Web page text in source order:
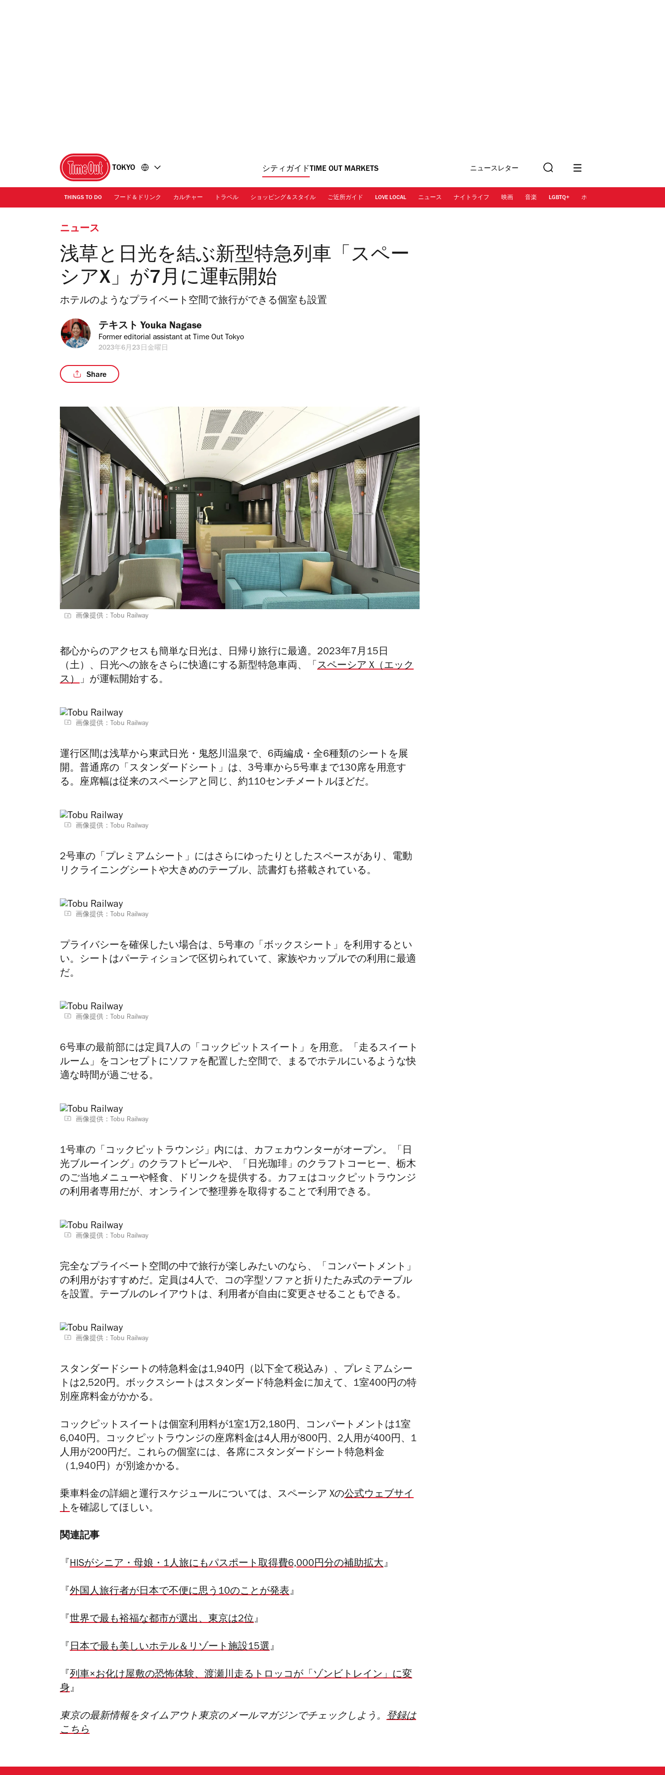
TOKYO シティガイド TIME OUT MARKETS ニュースレター
に登録
索
THINGS TO DO フード＆ドリンク カルチャー トラベル ショッピング＆スタイル ご近所ガイド LOVE LOCAL ニュース ナイトライフ 映画 音楽 LGBTQ+ ホテル
ニュース
浅草と日光を結ぶ新型特急列車「スペー
シアX」が7月に運転開始
ホテルのようなプライベート空間で旅行ができる個室も設置
テキスト Youka Nagase
Former editorial assistant at Time Out Tokyo
2023年6月23日金曜日
Share
画像提供：Tobu Railway
都心からのアクセスも簡単な日光は、日帰り旅行に最適。 2023年7月15日
（土）、日光への旅をさらに快適にする新型特急車両、「 スペーシア X（エック
ス）」が運転開始する。
画像提供：Tobu Railway
運行区間は浅草から東武日光・鬼怒川温泉で、6両編成・全6種類のシートを展
開。 普通席の「 スタンダードシート」は、 3号車から5号車まで130席を用意す
る。座席幅は従来のスペーシアと同じ、約110センチメートルほどだ。
画像提供：Tobu Railway
2号車の「プレミアムシート」にはさらにゆったりとしたスペースがあり、電動
リクライニングシートや大きめのテーブル、読書灯も搭載されている。
画像提供：Tobu Railway
プライバシーを確保したい場合は、5号車の「ボックスシート」を利用するとい
い。シートはパーティションで区切られていて、家族やカップルでの利用に最適
だ。
画像提供：Tobu Railway
6号車の最前部には定員7人の「コックピットスイート」を用意。「走るスイート
ルーム」をコンセプトにソファを配置した空間で、まるでホテルにいるような快
適な時間が過ごせる。
画像提供：Tobu Railway
1号車の「コックピットラウンジ」内には、カフェカウンターがオープン。「日
光ブルーイング」のクラフトビールや、「日光珈琲」のクラフトコーヒー、栃木
のご当地メニューや軽食、ドリンクを提供する。カフェはコックピットラウンジ
の利用者専用だが、オンラインで整理券を取得することで利用できる。
画像提供：Tobu Railway
完全なプライベート空間の中で旅行が楽しみたいのなら、「コンパートメント」
の利用がおすすめだ。定員は4人で、
コの字型ソファと折りたたみ式のテーブル
を設置。テーブルのレイアウトは、 利用者が自由に変更させることもできる。
画像提供：Tobu Railway
スタンダードシートの特急料金は1,940円 （以下全て税込み） 、プレミアムシー
トは2,520円。ボックスシートはスタンダード特急料金に加えて、1室400円の特
別座席料金がかかる。
コックピットスイートは個室利用料が1室1万2,180円、 コンパートメントは1室
6,040円。
コックピットラウンジの座席料金は4人用が800円、2人用が400円、1
人用が200円だ。 これらの個室には、 各席にスタンダードシート特急料金
（1,940円） が別途かかる。
乗車料金の詳細と運行スケジュールについては、スペーシア Xの公式ウェブサイ
トを確認してほしい。
関連記事
『 HISがシニア・母娘・1人旅にもパスポート取得費6,000円分の補助拡大』
『 外国人旅行者が日本で不便に思う10のことが発表』
『 世界で最も裕福な都市が選出、東京は2位』
『 日本で最も美しいホテル＆リゾート施設15選』
『 列車×お化け屋敷の恐怖体験、渡瀬川走るトロッコが「ゾンビトレイン」に変
身』
東京の最新情報をタイムアウト東京のメールマガジンでチェックしよう。 登録は
こちら